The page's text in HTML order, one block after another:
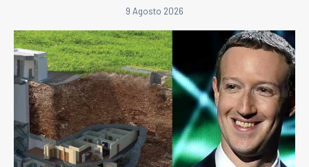
9 Agosto 2026